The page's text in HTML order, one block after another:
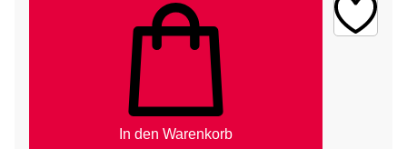
In den Warenkorb